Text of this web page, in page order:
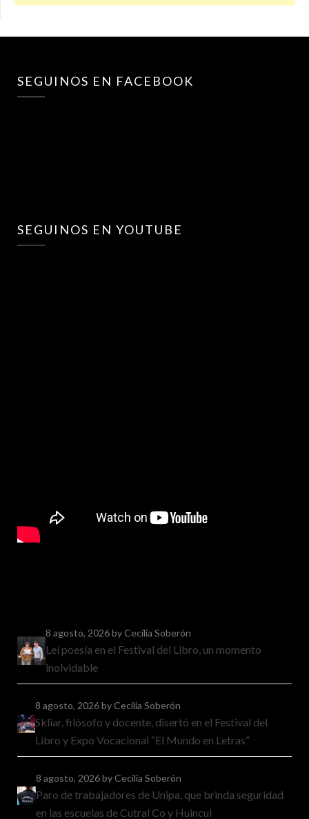
SEGUINOS EN FACEBOOK
SEGUINOS EN YOUTUBE
8 agosto, 2026by Cecilia Soberón
Leí poesía en el Festival del Libro, un momento
inolvidable
8 agosto, 2026by Cecilia Soberón
Skliar, filósofo y docente, disertó en el Festival del
Libro y Expo Vocacional “El Mundo en Letras”
8 agosto, 2026by Cecilia Soberón
Paro de trabajadores de Unipa, que brinda seguridad
en las escuelas de Cutral Co y Huincul